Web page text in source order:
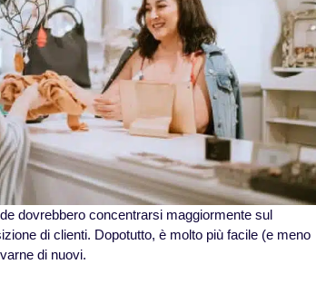
dovrebbero concentrarsi maggiormente sul
di clienti. Dopotutto, è molto più facile (e meno
di nuovi.